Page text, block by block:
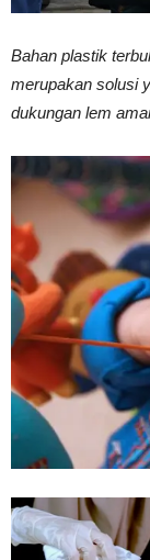
Kuat
Tahan
Lama
Bahan plastik
merupakan solusi
dukungan lem